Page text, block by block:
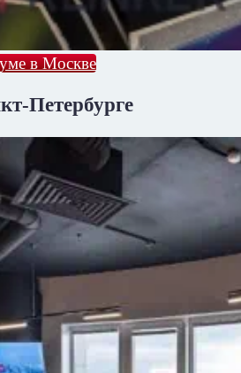
в Москве
Петербурге